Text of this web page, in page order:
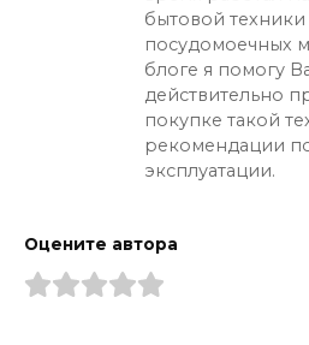
бытовой
посудомоечных
блоге я помогу
действительно
покупке такой
рекомендации
эксплуатации.
Оцените автора